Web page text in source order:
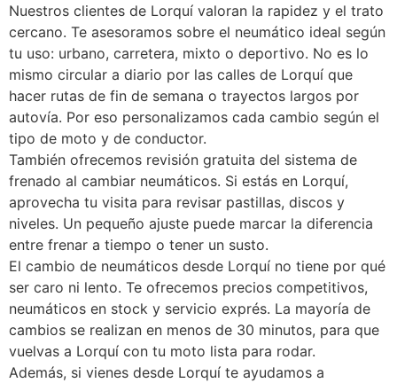
Nuestros clientes de Lorquí valoran la rapidez y el trato
cercano. Te asesoramos sobre el neumático ideal según
tu uso: urbano, carretera, mixto o deportivo. No es lo
mismo circular a diario por las calles de Lorquí que
hacer rutas de fin de semana o trayectos largos por
autovía. Por eso personalizamos cada cambio según el
tipo de moto y de conductor.
También ofrecemos revisión gratuita del sistema de
frenado al cambiar neumáticos. Si estás en Lorquí,
aprovecha tu visita para revisar pastillas, discos y
niveles. Un pequeño ajuste puede marcar la diferencia
entre frenar a tiempo o tener un susto.
El cambio de neumáticos desde Lorquí no tiene por qué
ser caro ni lento. Te ofrecemos precios competitivos,
neumáticos en stock y servicio exprés. La mayoría de
cambios se realizan en menos de 30 minutos, para que
vuelvas a Lorquí con tu moto lista para rodar.
Además, si vienes desde Lorquí te ayudamos a